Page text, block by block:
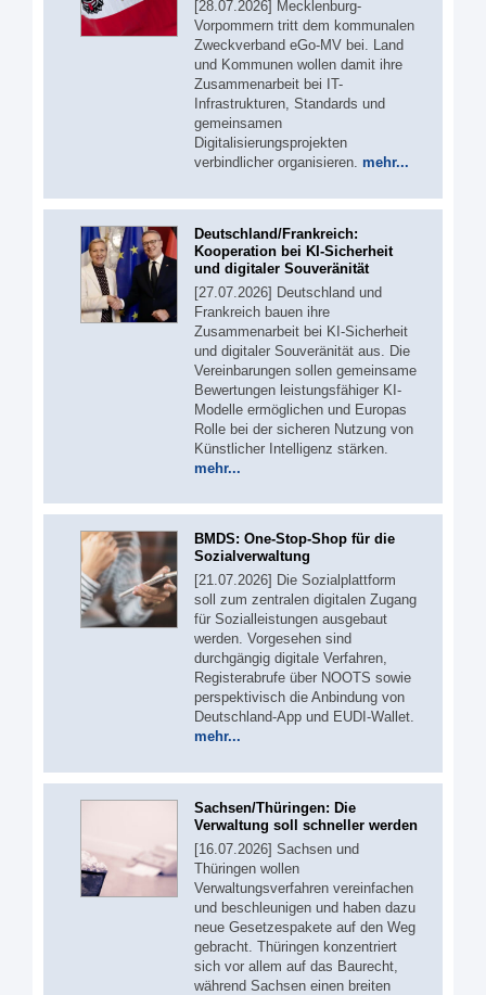
[28.07.2026] Mecklenburg-
Vorpommern tritt dem kommunalen
Zweckverband eGo-MV bei. Land
und Kommunen wollen damit ihre
Zusammenarbeit bei IT-
Infrastrukturen, Standards und
gemeinsamen
Digitalisierungsprojekten
verbindlicher organisieren. mehr...
Deutschland/Frankreich:
Kooperation bei KI-Sicherheit
und digitaler Souveränität
[27.07.2026] Deutschland und
Frankreich bauen ihre
Zusammenarbeit bei KI-Sicherheit
und digitaler Souveränität aus. Die
Vereinbarungen sollen gemeinsame
Bewertungen leistungsfähiger KI-
Modelle ermöglichen und Europas
Rolle bei der sicheren Nutzung von
Künstlicher Intelligenz stärken.
mehr...
BMDS: One-Stop-Shop für die
Sozialverwaltung
[21.07.2026] Die Sozialplattform
soll zum zentralen digitalen Zugang
für Sozialleistungen ausgebaut
werden. Vorgesehen sind
durchgängig digitale Verfahren,
Registerabrufe über NOOTS sowie
perspektivisch die Anbindung von
Deutschland-App und EUDI-Wallet.
mehr...
Sachsen/Thüringen: Die
Verwaltung soll schneller werden
[16.07.2026] Sachsen und
Thüringen wollen
Verwaltungsverfahren vereinfachen
und beschleunigen und haben dazu
neue Gesetzespakete auf den Weg
gebracht. Thüringen konzentriert
sich vor allem auf das Baurecht,
während Sachsen einen breiten